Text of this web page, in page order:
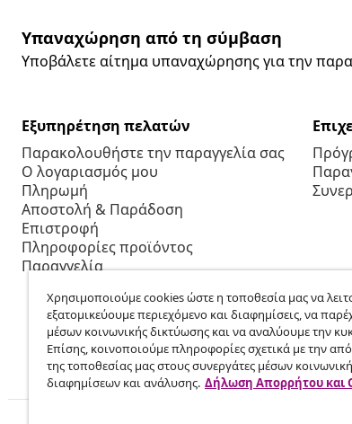
Υπαναχώρηση από τη σύμβαση
Υποβάλετε αίτημα υπαναχώρησης για την
Εξυπηρέτηση πελατών
Παρακολουθήστε την παραγγελία σας
Ο λογαριασμός μου
Πληρωμή
Αποστολή & Παράδοση
Επιστροφή
Πληροφορίες προϊόντος
Παραγγελία
Χρησιμοποιούμε cookies ώστε η τοποθεσία μας να
εξατομικεύουμε περιεχόμενο και διαφημίσεις, να
μέσων κοινωνικής δικτύωσης και να αναλύουμε την
Επίσης, κοινοποιούμε πληροφορίες σχετικά με την
της τοποθεσίας μας στους συνεργάτες μέσων
διαφημίσεων και ανάλυσης. Δήλωση Απορρήτου και